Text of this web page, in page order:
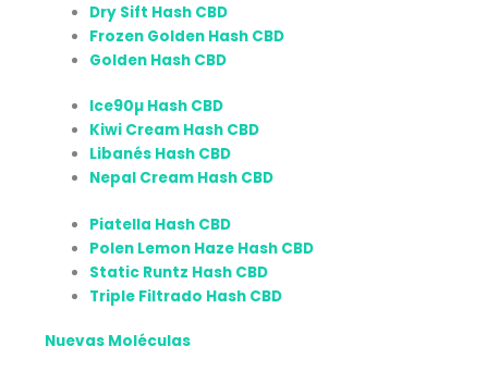
Dry Sift Hash CBD
Frozen Golden Hash CBD
Golden Hash CBD
Ice90µ Hash CBD
Kiwi Cream Hash CBD
Libanés Hash CBD
Nepal Cream Hash CBD
Piatella Hash CBD
Polen Lemon Haze Hash CBD
Static Runtz Hash CBD
Triple Filtrado Hash CBD
Nuevas Moléculas